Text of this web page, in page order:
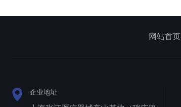
网站首页
企业地址